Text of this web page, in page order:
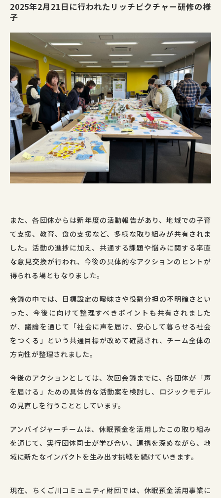
2025年2月21日に行われたリッチピクチャー研修の様
子
また、各団体からは新年度の活動報告があり、地域での子育
て支援、教育、食の支援など、多様な取り組みが共有されま
した。活動の進捗に加え、共通する課題や悩みに関する率直
な意見交換が行われ、今後の具体的なアクションのヒントが
得られる場ともなりました。
会議の中では、目標設定の曖昧さや役割分担の不明確さとい
った、今後に向けて整理すべきポイントも共有されました
が、議論を通じて「社会に声を届け、安心して暮らせる社会
をつくる」という共通目標が改めて確認され、チーム全体の
方向性が整理されました。
今後のアクションとしては、次回会議までに、各団体が「声
を届ける」ための具体的な活動案を検討し、ロジックモデル
の見直しを行うこととしています。
アンバイジャーチームは、休眠預金を活用したこの取り組み
を通じて、実行団体同士が学び合い、連携を深めながら、地
域に新たなインパクトを生み出す挑戦を続けていきます。
現在、 ちく ご川コミュニティ 財団では、 休眠預金活用事業に